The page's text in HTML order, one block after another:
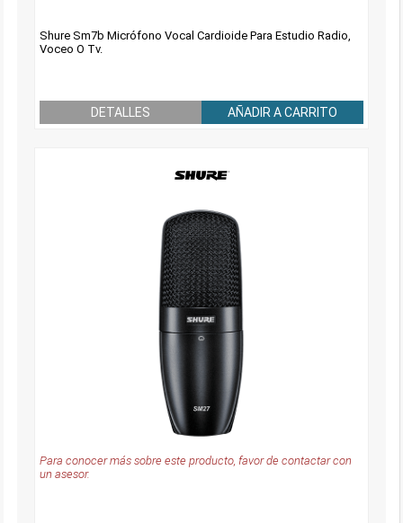
Shure Sm7b Micrófono Vocal Cardioide Para Estudio Radio,
Voceo O Tv.
DETALLES AÑADIR A CARRITO
Para conocer más sobre este producto, favor de contactar con
un asesor.